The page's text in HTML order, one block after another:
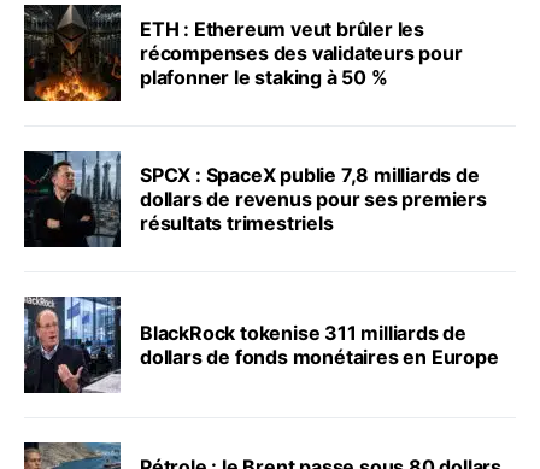
ETH : Ethereum veut brûler les
récompenses des validateurs pour
plafonner le staking à 50 %
SPCX : SpaceX publie 7,8 milliards de
dollars de revenus pour ses premiers
résultats trimestriels
BlackRock tokenise 311 milliards de
dollars de fonds monétaires en Europe